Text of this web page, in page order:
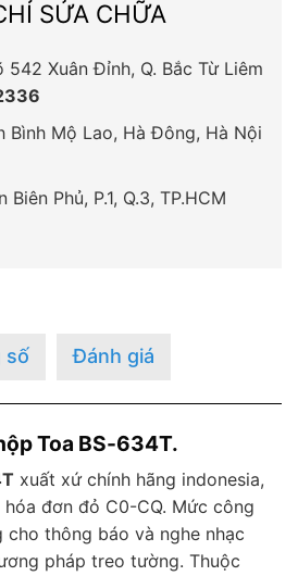
SỬA CHỮA
542 Xuân Đỉnh, Q. Bắc Từ Liêm
Bình Mộ Lao, Hà Đông, Hà Nội
Phủ, P.1, Q.3, TP.HCM
số Đánh giá
Toa BS-634T.
xuất xứ chính hãng indonesia,
đơn đỏ C0-CQ. Mức công
cho thông báo và nghe nhạc
pháp treo tường. Thuộc